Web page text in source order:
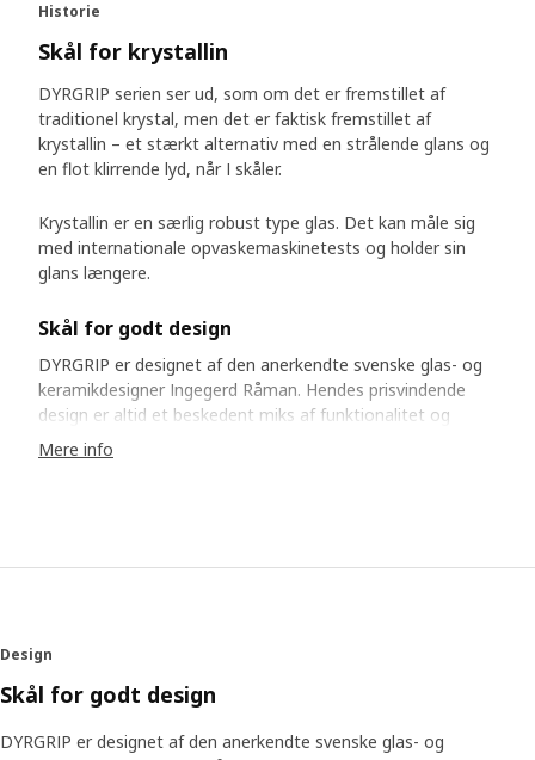
Historie
Skål for krystallin
DYRGRIP serien ser ud, som om det er fremstillet af
traditionel krystal, men det er faktisk fremstillet af
krystallin – et stærkt alternativ med en strålende glans og
en flot klirrende lyd, når I skåler.
Krystallin er en særlig robust type glas. Det kan måle sig
med internationale opvaskemaskinetests og holder sin
glans længere.
Skål for godt design
DYRGRIP er designet af den anerkendte svenske glas- og
keramikdesigner Ingegerd Råman. Hendes prisvindende
design er altid et beskedent miks af funktionalitet og
skønhed. Ingegerd fortæller gerne om de overvejelser, hun
gjorde sig i forhold til hver eneste lille detalje af designet,
ikke at vide alt dette. Men du skal kunne mærke det, når
være i fokus,” forklarer hun. “Det mest dekorative er det,
du hælder i glasset.”
Mere info
Design
Skål for godt design
DYRGRIP er designet af den anerkendte svenske glas- og